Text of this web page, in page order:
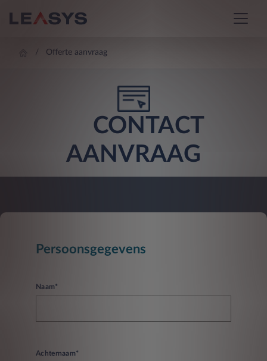
Offerte aanvraag
CONTACT
AANVRAAG
Persoonsgegevens
Naam*
Achternaam*